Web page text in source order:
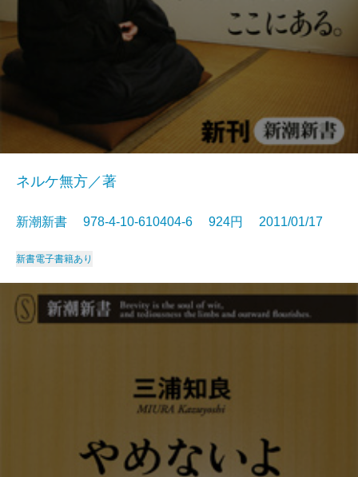
ネルケ無方／著
新潮新書 978-4-10-610404-6 924円 2011/01/17
新書電子書籍あり